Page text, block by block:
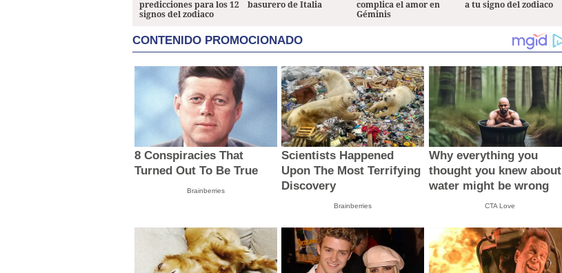
predicciones para los 12
signos del zodiaco
basurero de Italia
complica el amor en
Géminis
a tu signo del zodiaco
CONTENIDO PROMOCIONADO
8 Conspiracies That
Turned Out To Be True
Brainberries
Scientists Happened
Upon The Most Terrifying
Discovery
Brainberries
Why everything you
thought you knew about
water might be wrong
CTA Love